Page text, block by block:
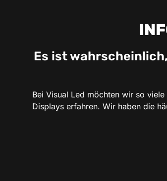
Es ist
Bei Visual Led möchten wir so
Displays erfahren. Wir haben die